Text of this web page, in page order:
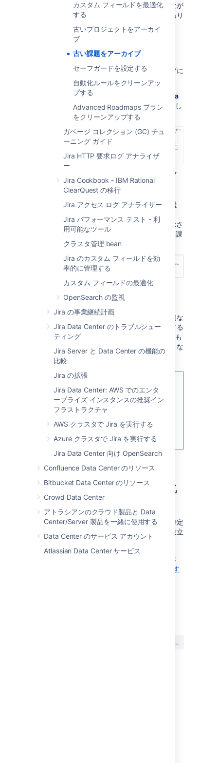
カスタム フィールドを最適化
する
古いプロジェクトをアーカイ
ブ
古い課題をアーカイブ
セーフガードを設定する
自動化ルールをクリーンアッ
プする
Advanced Roadmaps プラン
をクリーンアップする
ガベージ コレクション (GC) チュ
ーニング ガイド
Jira HTTP 要求ログ アナライザ
ー
Jira Cookbook - IBM Rational
ClearQuest の移行
Jira アクセス ログ アナライザー
Jira パフォーマンス テスト - 利
用可能なツール
クラスタ管理 bean
Jira のカスタム フィールドを効
率的に管理する
カスタム フィールドの最適化
OpenSearch の監視
Jira の事業継続計画
Jira Data Center のトラブルシュー
ティング
Jira Server と Data Center の機能の
比較
Jira の拡張
Jira Data Center: AWS でのエンタ
ープライズ インスタンスの推奨イン
フラストラクチャ
AWS クラスタで Jira を実行する
Azure クラスタで Jira を実行する
Jira Data Center 向け OpenSearch
Confluence Data Center のリソース
Bitbucket Data Center のリソース
Crowd Data Center
アトラシアンのクラウド製品と Data
Center/Server 製品を一緒に使用する
Data Center のサービス アカウント
Atlassian Data Center サービス
ります。これは、重要な履歴データを保存しなが
らインスタンスを整理する効果的な方法でもあり
課題をアーカイブする
インスタンス最適化アプリで課題のアーカイブに
アクセスするには、次の手順に従います。
Jira アプリケーションの右上にある [
Jira
] を選択し、 次に [システム] を選択し
] セク
ションに移動し、[ 概要] をクリックしま
す。
課題のアーカイブ] で [課題の表示] を選
択します。これにより、最終更新日から
100 週間を超える課題の検索結果が表示さ
れたページが開き、アーカイブに適した課
題を特定できます。
アーカイブすべき課題を特定する
アーカイブの対象となる課題を特定する実用的な
方法は、長期間更新されていない課題に注目する
ことです。例えば、2 年間何のアクティビティも
実行されていない課題は、アーカイブの対象とな
ることが強く示唆されます。
課題をアーカイブすると、その課題
は読み取り専用になり、直接リンク
がないとアクセスできなくなりま
す。アーカイブ後の課題について詳
しくは、「課題をアーカイブする
を参照してください。
課題のアーカイブを自動化
する
最初のステップは、課題の最適な保持期間を特定
することです。それを決定したら、自動化に役立
つ以下のリソースを活用してください。
大量の課題を簡単にアーカイブする方法
REST API を使用して課題をアーカイブす
いいえ